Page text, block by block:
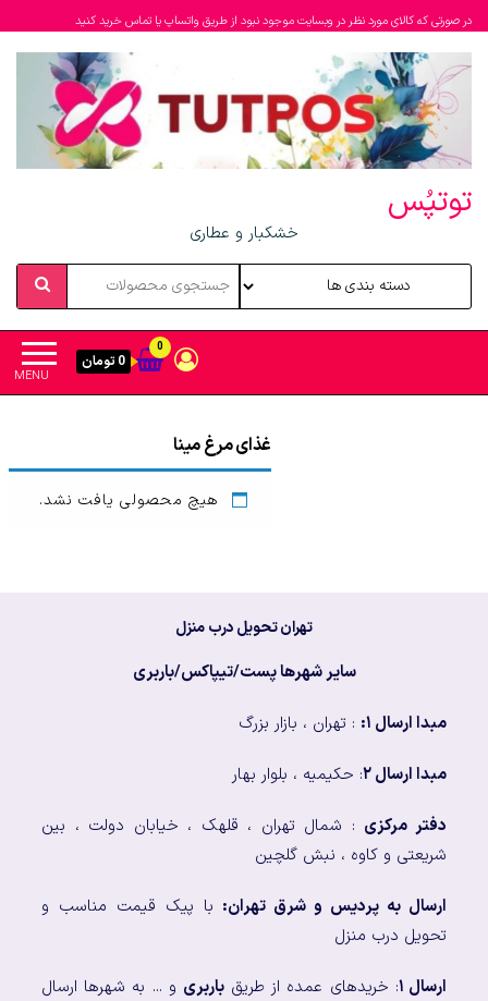
در صورتی که کالای مورد نظر در وبسایت موجود نبود از طریق واتساپ یا تماس خرید کنید
توتپُس
خشکبار و عطاری
MENU
0
0 تومان
غذای مرغ مینا
هیچ محصولی یافت نشد.
تهران تحویل درب منزل
سایر شهرها پست/تیپاکس/باربری
مبدا ارسال ۱: : تهران ، بازار بزرگ
مبدا ارسال ۲ : حکیمیه ، بلوار بهار
دفتر مرکزی : شمال تهران ، قلهک ، خیابان دولت ، بین
شریعتی و کاوه ، نبش گلچین
ارسال به پردیس و شرق تهران: با پیک قیمت مناسب و
تحویل درب منزل
ارسال ۱ : خریدهای عمده از طریقباربری و ... به شهرها ارسال